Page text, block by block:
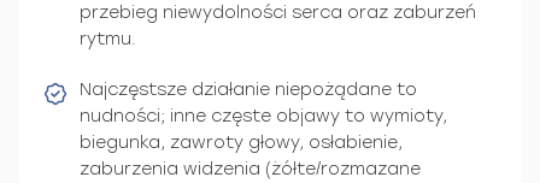
przebieg niewydolności serca oraz zaburzeń
rytmu.
Najczęstsze działanie niepożądane to
nudności; inne częste objawy to wymioty,
biegunka, zawroty głowy, osłabienie,
zaburzenia widzenia (żółte/rozmazane